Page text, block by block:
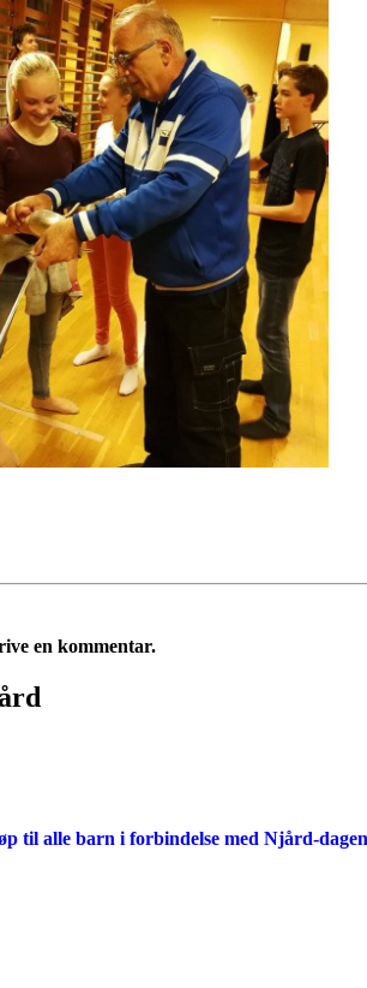
en kommentar.
til alle barn i forbindelse med Njård-dagen